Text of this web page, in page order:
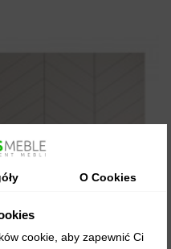
O Cookies
cookie, aby zapewnić Ci